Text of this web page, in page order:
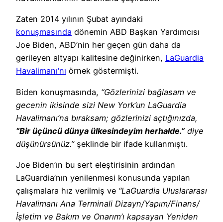
Zaten 2014 yılının Şubat ayındaki
konuşmasında dönemin ABD Başkan Yardımcısı
Joe Biden, ABD’nin her geçen gün daha da
gerileyen altyapı kalitesine değinirken, LaGuardia
Havalimanı‘nı örnek göstermişti.
Biden konuşmasında, “Gözlerinizi bağlasam ve
gecenin ikisinde sizi New York’un LaGuardia
Havalimanı’na bıraksam; gözlerinizi açtığınızda,
“Bir üçüncü dünya ülkesindeyim herhalde.” diye
düşünürsünüz.” şeklinde bir ifade kullanmıştı.
Joe Biden’ın bu sert eleştirisinin ardından
LaGuardia’nın yenilenmesi konusunda yapılan
çalışmalara hız verilmiş ve “LaGuardia Uluslararası
Havalimanı Ana Terminali Dizayn/Yapım/Finans/
İşletim ve Bakım ve Onarım’ı kapsayan Yeniden